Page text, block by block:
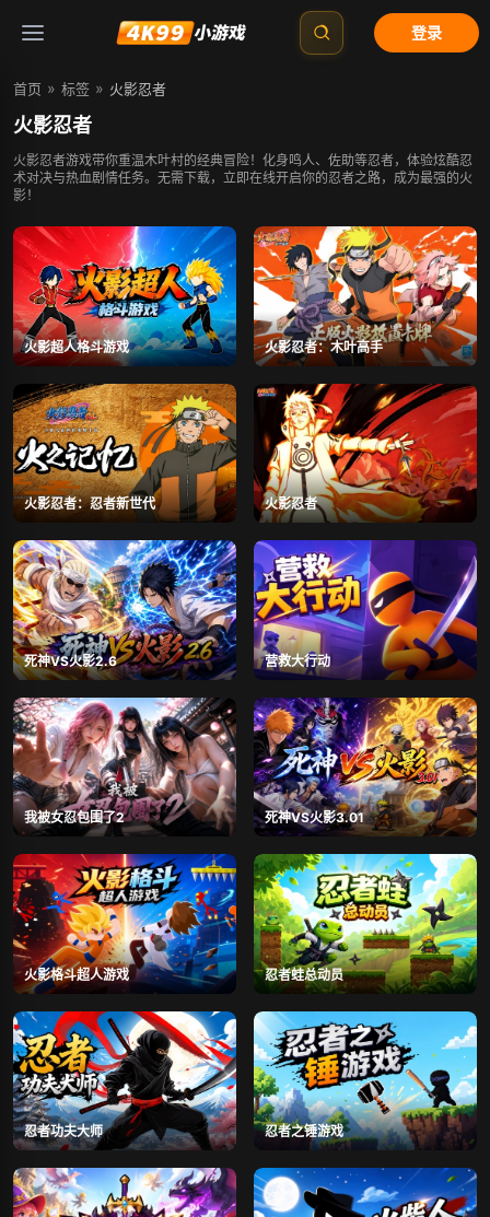
登录
首页 » 标签 » 火影忍者
火影忍者
火影忍者游戏带你重温木叶村的经典冒险！化身鸣人、佐助等忍者，体验炫酷忍
术对决与热血剧情任务。无需下载，立即在线开启你的忍者之路，成为最强的火
影！
火影超人格斗游戏 火影忍者：木叶高手
火影忍者：忍者新世代 火影忍者
死神VS火影2.6 营救大行动
我被女忍包围了2 死神VS火影3.01
火影格斗超人游戏 忍者蛙总动员
忍者功夫大师 忍者之锤游戏